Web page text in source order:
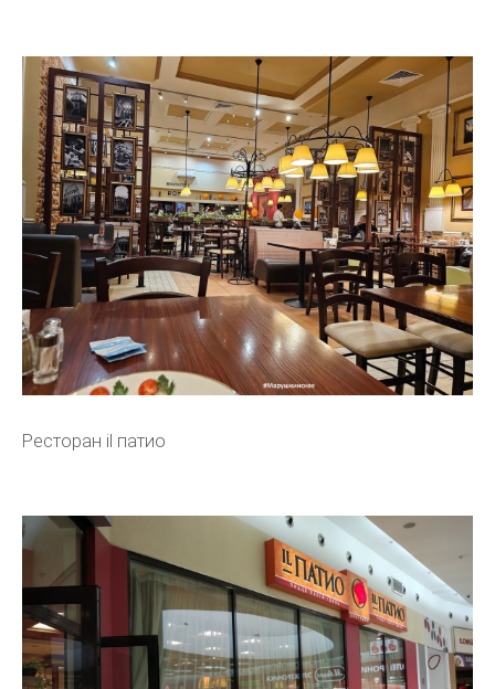
Ресторан il патио